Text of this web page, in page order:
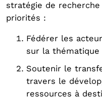
stratégie de
priorités :
Fédérer les
sur la thématique
Soutenir le
travers le
ressources à